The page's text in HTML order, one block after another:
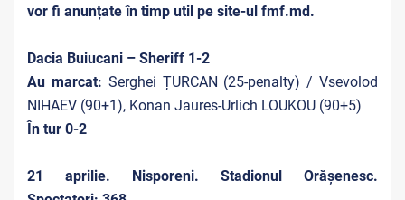
vor fi anunțate în timp util pe site-ul fmf.md.
Dacia Buiucani – Sheriff 1-2
Au marcat: Serghei ȚURCAN (25-penalty) / Vsevolod
NIHAEV (90+1), Konan Jaures-Urlich LOUKOU (90+5)
În tur 0-2
21 aprilie. Nisporeni. Stadionul Orășenesc.